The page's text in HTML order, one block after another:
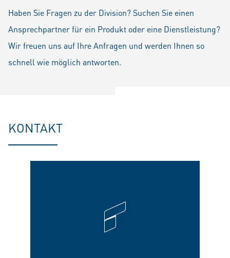
Haben Sie Fragen zu der Division? Suchen Sie einen
Ansprechpartner für ein Produkt oder eine Dienstleistung?
Wir freuen uns auf Ihre Anfragen und werden Ihnen so
schnell wie möglich antworten.
KONTAKT